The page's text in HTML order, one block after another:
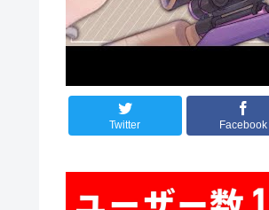
Twitter Facebook